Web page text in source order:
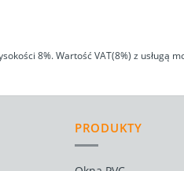
8%. Wartość VAT(8%) z
PRODUKTY